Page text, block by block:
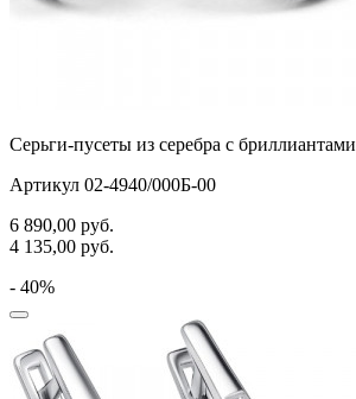
Серьги-пусеты из серебра с бриллиантами
Артикул 02-4940/000Б-00
6 890,00 руб.
4 135,00 руб.
- 40%